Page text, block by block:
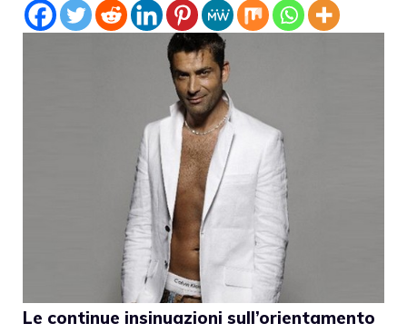
Le continue insinuazioni sull’orientamento